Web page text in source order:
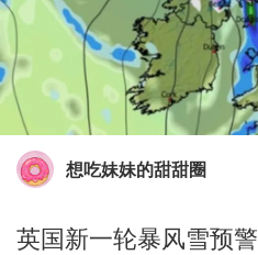
想吃妹妹的甜甜圈
英国新一轮暴风雪预